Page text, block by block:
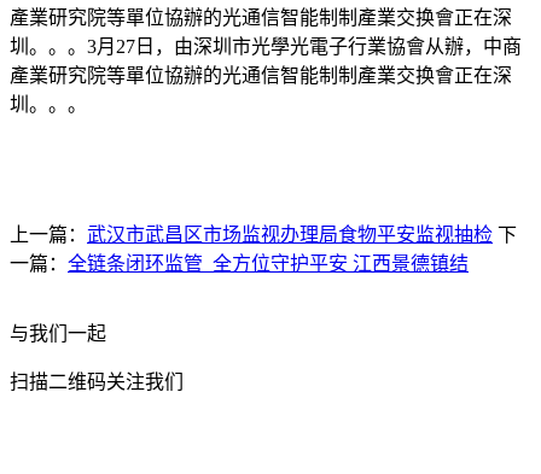
產業研究院等單位協辦的光通信智能制制產業交换會正在深
圳。。。3月27日，由深圳市光學光電子行業協會从辦，中商
產業研究院等單位協辦的光通信智能制制產業交换會正在深
圳。。。
上一篇： 武汉市武昌区市场监视办理局食物平安监视抽检 下
一篇： 全链条闭环监管 全方位守护平安 江西景德镇结
与我们一起
扫描二维码关注我们